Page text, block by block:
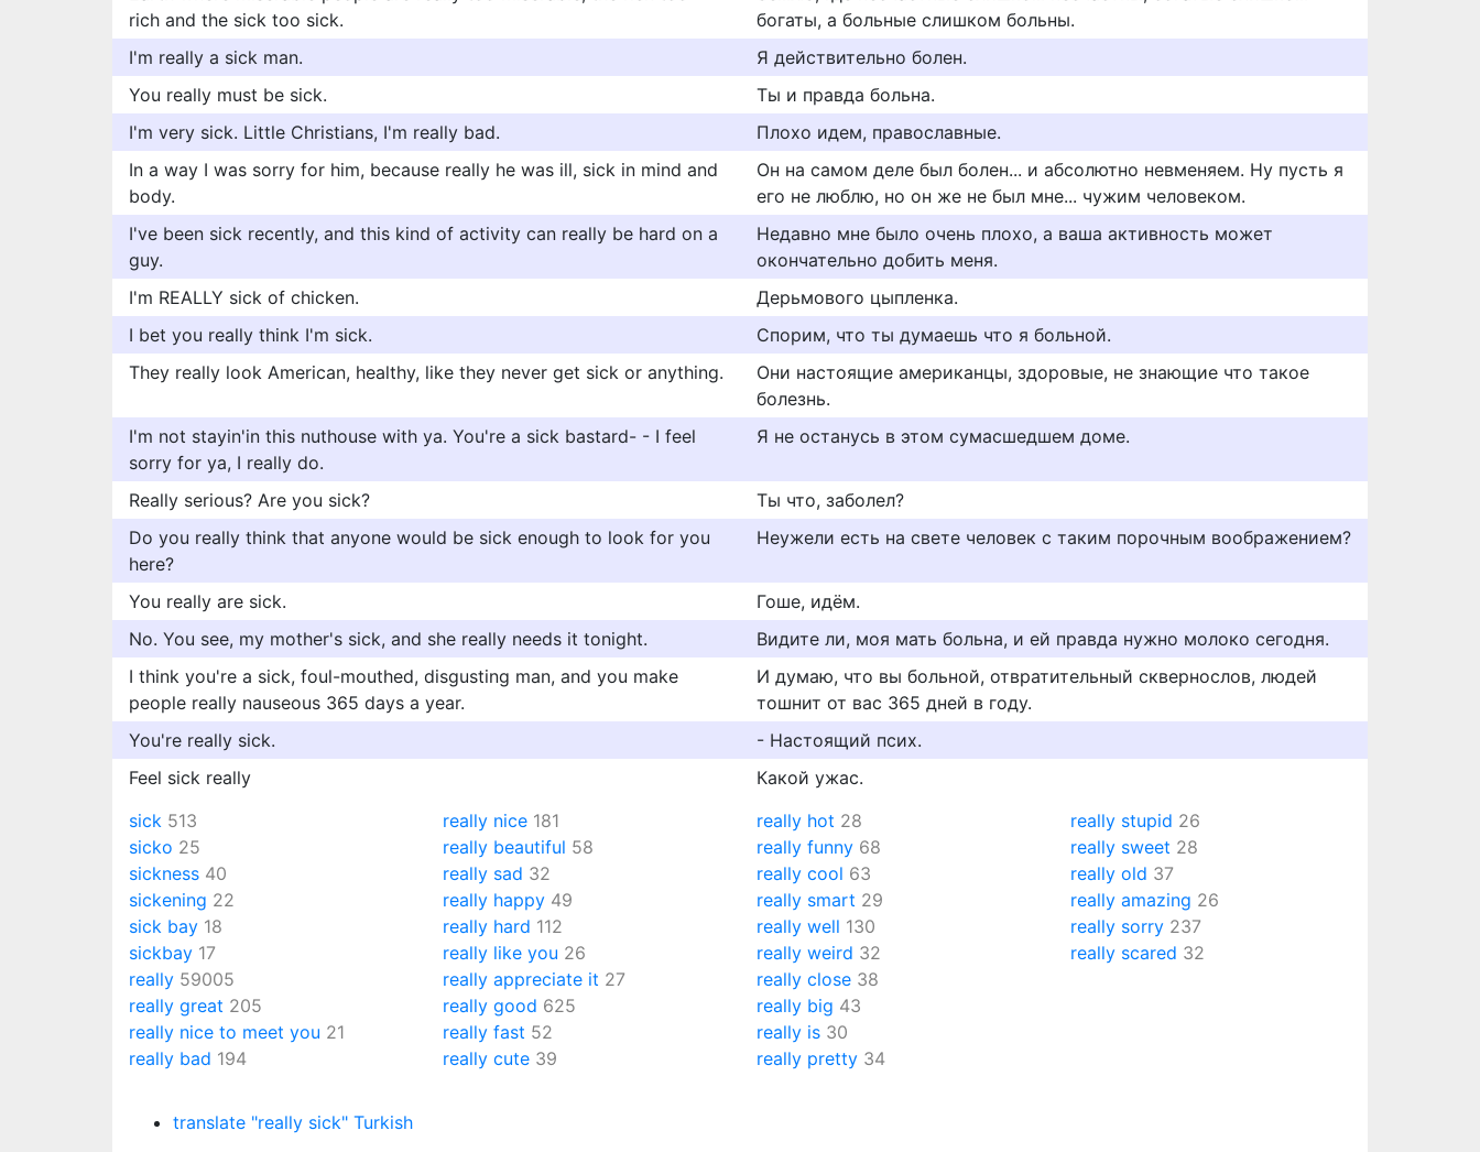
rich and the sick too sick.
богаты, а больные слишком больны.
I'm really a sick man.
Я действительно болен.
You really must be sick.
Tы и правда больна.
I'm very sick. Little Christians, I'm really bad.
Плохо идем, православные.
In a way I was sorry for him, because really he was ill, sick in mind and
body.
Он на самом деле был болен... и абсолютно невменяем. Ну пусть я
его не люблю, но он же не был мне... чужим человеком.
I've been sick recently, and this kind of activity can really be hard on a
guy.
Недавно мне было очень плохо, а ваша активность может
окончательно добить меня.
I'm REALLY sick of chicken.
Дерьмового цыпленка.
I bet you really think I'm sick.
Спорим, что ты думаешь что я больной.
They really look American, healthy, like they never get sick or anything.
Они настоящие американцы, здоровые, не знающие что такое
болезнь.
I'm not stayin'in this nuthouse with ya. You're a sick bastard- - I feel
sorry for ya, I really do.
Я не останусь в этом сумасшедшем доме.
Really serious? Are you sick?
Ты что, заболел?
Do you really think that anyone would be sick enough to look for you
here?
Неужели есть на свете человек с таким порочным воображением?
You really are sick.
Гоше, идём.
No. You see, my mother's sick, and she really needs it tonight.
Видите ли, моя мать больна, и ей правда нужно молоко сегодня.
I think you're a sick, foul-mouthed, disgusting man, and you make
people really nauseous 365 days a year.
И думаю, что вы больной, отвратительный сквернослов, людей
тошнит от вас 365 дней в году.
You're really sick.
- Настоящий псих.
Feel sick really
Какой ужас.
sick 513
sicko 25
sickness 40
sickening 22
sick bay 18
sickbay 17
really 59005
really great 205
really nice to meet you 21
really bad 194
really nice 181
really beautiful 58
really sad 32
really happy 49
really hard 112
really like you 26
really appreciate it 27
really good 625
really fast 52
really cute 39
really hot 28
really funny 68
really cool 63
really smart 29
really well 130
really weird 32
really close 38
really big 43
really is 30
really pretty 34
really stupid 26
really sweet 28
really old 37
really amazing 26
really sorry 237
really scared 32
translate "really sick" Turkish